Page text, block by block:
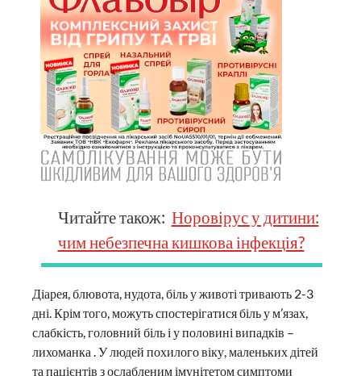
Читайте також: Норовірус у дитини:
чим небезпечна кишкова інфекція?
Діарея, блювота, нудота, біль у животі тривають 2-3
дні. Крім того, можуть спостерігатися біль у м’язах,
слабкість, головний біль і у половині випадків –
лихоманка . У людей похилого віку, маленьких дітей
та пацієнтів з ослабленим імунітетом симптоми